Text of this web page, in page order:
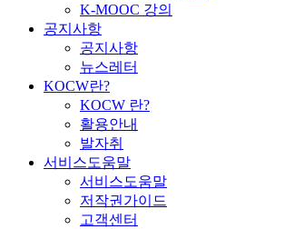
K-MOOC 강의
공지사항
공지사항
뉴스레터
KOCW란?
KOCW 란?
활용안내
발자취
서비스도움말
서비스도움말
저작권가이드
고객센터